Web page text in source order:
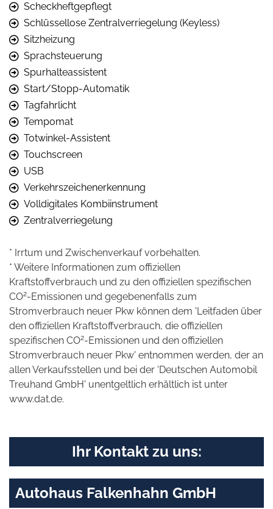
Scheckheftgepflegt
Schlüssellose Zentralverriegelung (Keyless)
Sitzheizung
Sprachsteuerung
Spurhalteassistent
Start/Stopp-Automatik
Tagfahrlicht
Tempomat
Totwinkel-Assistent
Touchscreen
USB
Verkehrszeichenerkennung
Volldigitales Kombiinstrument
Zentralverriegelung
* Irrtum und Zwischenverkauf vorbehalten.
* Weitere Informationen zum offiziellen
Kraftstoffverbrauch und zu den offiziellen spezifischen
CO2-Emissionen und gegebenenfalls zum
Stromverbrauch neuer Pkw können dem 'Leitfaden über
den offiziellen Kraftstoffverbrauch, die offiziellen
spezifischen CO2-Emissionen und den offiziellen
Stromverbrauch neuer Pkw' entnommen werden, der an
allen Verkaufsstellen und bei der 'Deutschen Automobil
Treuhand GmbH' unentgeltlich erhältlich ist unter
www.dat.de.
Ihr Kontakt zu uns:
Autohaus Falkenhahn GmbH